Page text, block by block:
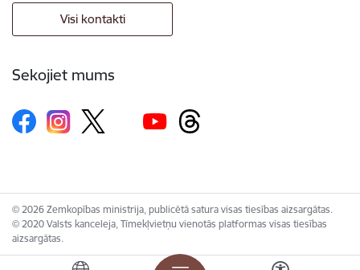
Visi kontakti
Sekojiet mums
© 2026 Zemkopības ministrija, publicētā satura visas tiesības aizsargātas.
© 2020 Valsts kanceleja, Tīmekļvietņu vienotās platformas visas tiesības
aizsargātas.